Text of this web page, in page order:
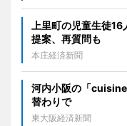
上里町の児童生徒
提案、再質問も
本庄経済新聞
河内小阪の「
替わりで
東大阪経済新聞